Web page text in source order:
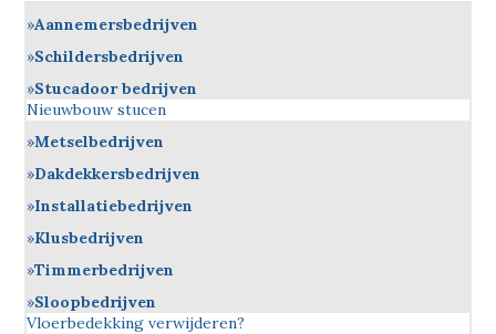
Aannemersbedrijven
Schildersbedrijven
Stucadoor bedrijven
Nieuwbouw stucen
Metselbedrijven
Dakdekkersbedrijven
Installatiebedrijven
Klusbedrijven
Timmerbedrijven
Sloopbedrijven
Vloerbedekking verwijderen?